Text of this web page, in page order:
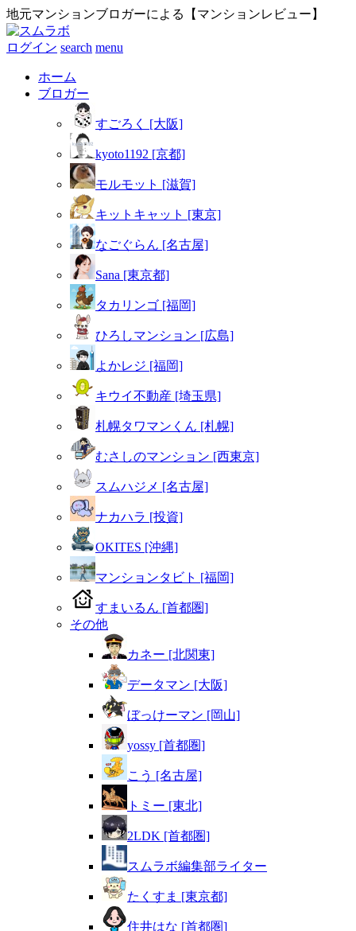
地元マンションブロガーによる【マンションレビュー】
ログイン search menu
ホーム
ブロガー
すごろく [大阪]
kyoto1192 [京都]
モルモット [滋賀]
キットキャット [東京]
なごぐらん [名古屋]
Sana [東京都]
タカリンゴ [福岡]
ひろしマンション [広島]
よかレジ [福岡]
キウイ不動産 [埼玉県]
札幌タワマンくん [札幌]
むさしのマンション [西東京]
スムハジメ [名古屋]
ナカハラ [投資]
OKITES [沖縄]
マンションタビト [福岡]
すまいるん [首都圏]
その他
カネー [北関東]
データマン [大阪]
ぼっけーマン [岡山]
yossy [首都圏]
こう [名古屋]
トミー [東北]
2LDK [首都圏]
スムラボ編集部ライター
たくすま [東京都]
住井はな [首都圏]